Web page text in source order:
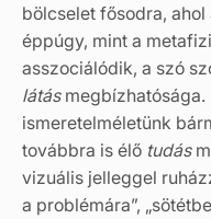
bölcselet fősodra,
éppúgy, mint a
asszociálódik, a szó
látásmegbízhatósága.
ismeretelméletünk
továbbra is élő tudás
vizuális jelleggel
a problémára”,